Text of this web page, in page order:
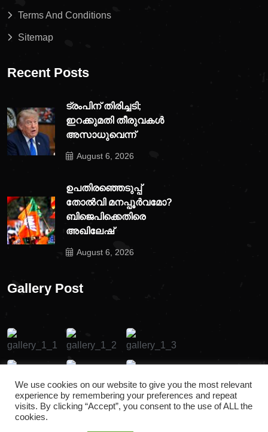
Terms And Conditions
Sitemap
Recent Posts
ട്രംപിന് തിരിച്ചടി;
ഇറക്കുമതി തീരുവകൾ
അസാധുവെന്ന്
August 6, 2026
ഉപതിരഞ്ഞെടുപ്പ്
തോൽവി മനപ്പൂർവമോ?
ബിജെപിക്കെതിരെ
അഖിലേഷ്
August 6, 2026
Gallery Post
We use cookies on our website to give you the most relevant
experience by remembering your preferences and repeat
visits. By clicking “Accept”, you consent to the use of ALL the
cookies.